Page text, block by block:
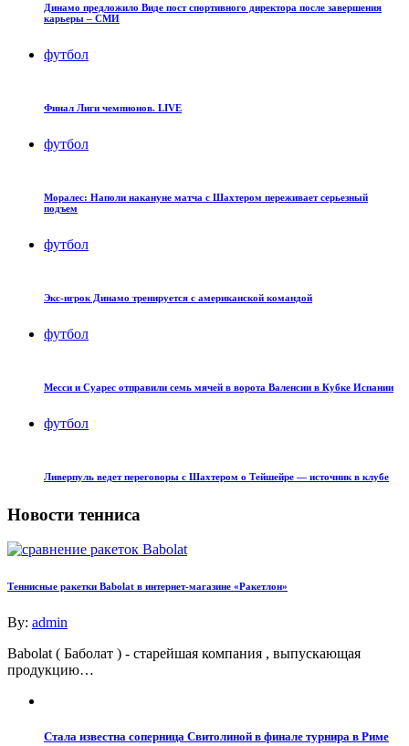
Динамо предложило Виде пост спортивного директора после завершения
карьеры – СМИ
футбол
Финал Лиги чемпионов. LIVE
футбол
Моралес: Наполи накануне матча с Шахтером переживает серьезный
подъем
футбол
Экс-игрок Динамо тренируется с американской командой
футбол
Месси и Суарес отправили семь мячей в ворота Валенсии в Кубке Испании
футбол
Ливерпуль ведет переговоры с Шахтером о Тейшейре — источник в клубе
Новости тенниса
Теннисные ракетки Babolat в интернет-магазине «Ракетлон»
By: admin
Babolat ( Баболат ) - старейшая компания , выпускающая
продукцию…
Стала известна соперница Свитолиной в финале турнира в Риме